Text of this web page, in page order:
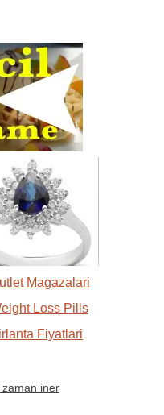
Magazalari
Loss Pills
Fiyatlari
zaman iner